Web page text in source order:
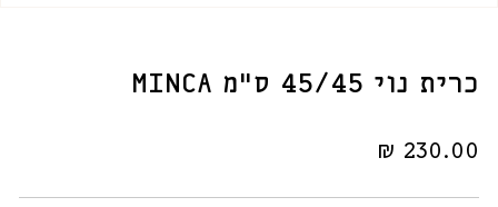
כרית נוי 45/45 ס"מ MINCA
מחיר
230.00 ₪